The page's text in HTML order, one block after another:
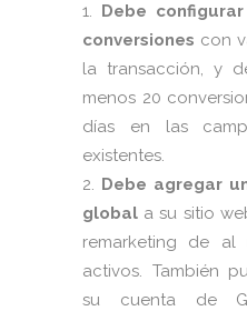
Debe
conversiones con
la transacción, y
menos 20
días en las
existentes.
Debe agregar
global a su sitio
remarketing de al
activos. También
su cuenta de